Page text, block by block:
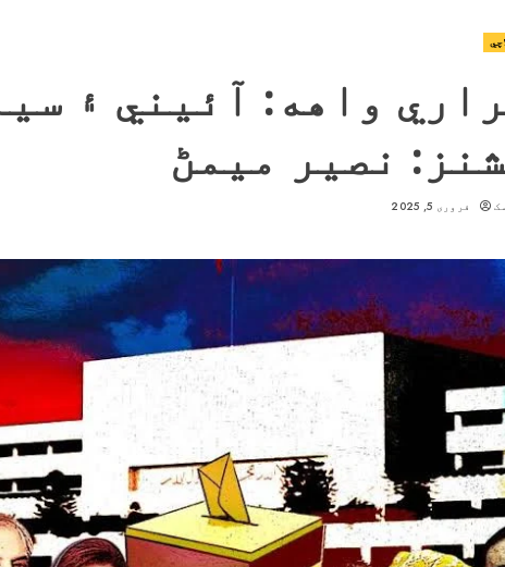
واهه: آئيني ۽
نصير ميمڻ
فروری 5, 2025